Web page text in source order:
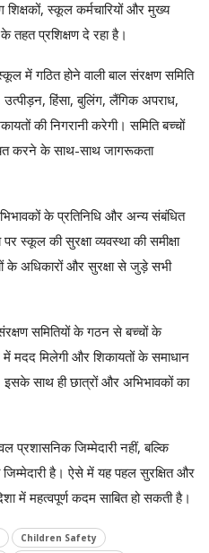
शिक्षकों, स्कूल कर्मचारियों और मुख्य
तहत प्रशिक्षण दे रहा है।
में गठित होने वाली बाल संरक्षण समिति
हिंसा, बुलिंग, लैंगिक अपराध,
की निगरानी करेगी। समिति बच्चों
करने के साथ-साथ जागरूकता
के प्रतिनिधि और अन्य संबंधित
स्कूल की सुरक्षा व्यवस्था की समीक्षा
के अधिकारों और सुरक्षा से जुड़े सभी
समितियों के गठन से बच्चों के
मदद मिलेगी और शिकायतों के समाधान
साथ ही छात्रों और अभिभावकों का
प्रशासनिक जिम्मेदारी नहीं, बल्कि
है। ऐसे में यह पहल सुरक्षित और
में महत्वपूर्ण कदम साबित हो सकती है।
Children Safety